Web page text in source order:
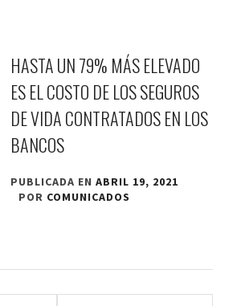
HASTA UN 79% MÁS ELEVADO
ES EL COSTO DE LOS SEGUROS
DE VIDA CONTRATADOS EN LOS
BANCOS
PUBLICADA ENABRIL 19, 2021
POR COMUNICADOS